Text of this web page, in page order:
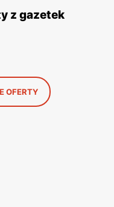
z gazetek
OFERTY